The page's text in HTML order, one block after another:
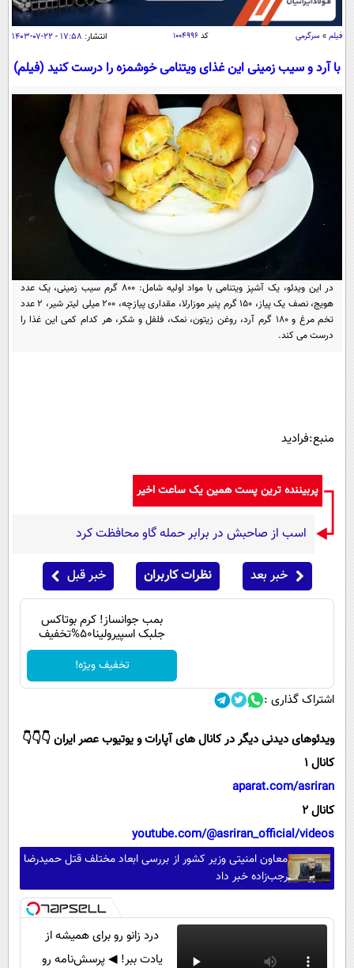
سیاسی
اقتصاد
جامعه
حوادث
سلامت
یک برش دانایی
محیط زیست
سفر و تفریح
بین الملل
سیاست خارجی
فرهنگ و هنر
علم و دانش
فناوری و It
قرآن
گوناگون
مجله تصویری سلاح
اقتصاد
ورزش
محیط زیست
سلامت
فرهنگی
بین الملل
اجتماعی
حیات وحش
سیاست خارجی
عصر ایران 2
خواندنی ها و دیدنی ها
آموزش زبان
فیلم » سرگرمی کد ۱۰۰۴۹۹۶ انتشار: ۱۷:۵۸ - ۲۲-۰۷-۱۴۰۳
با آرد و سیب زمینی این غذای ویتنامی خوشمزه را درست کنید (فیلم)
در این ویدئو، یک آشپز ویتنامی با مواد اولیه شامل: 800 گرم سیب زمینی، یک عدد
هویج، نصف یک پیاز، 150 گرم پنیر موزارلا، مقداری پیازچه، 200 میلی لیتر شیر، 2 عدد
تخم مرغ و 180 گرم آرد، روغن زیتون، نمک، فلفل و شکر، هر کدام کمی این غذا را
درست می کند.
منبع:فرادید
پربیننده ترین پست همین یک ساعت اخیر
اسب از صاحبش در برابر حمله گاو محافظت کرد
خبر بعد نظرات کاربران خبر قبل
بمب جوانساز! کرم بوتاکس
جلبک اسپیرولینا50%تخفیف
تخفیف ویژه!
اشتراک گذاری :
ویدئوهای دیدنی دیگر در کانال های آپارات و یوتیوب عصر ایران 👇👇👇
کانال 1
aparat.com/asriran
کانال 2
youtube.com/@asriran_official/videos
معاون امنیتی وزیر کشور از بررسی ابعاد مختلف قتل حمیدرضا
رجب‌زاده خبر داد
درد زانو رو برای همیشه از
یادت ببر! ◀ پرسش‌نامه رو